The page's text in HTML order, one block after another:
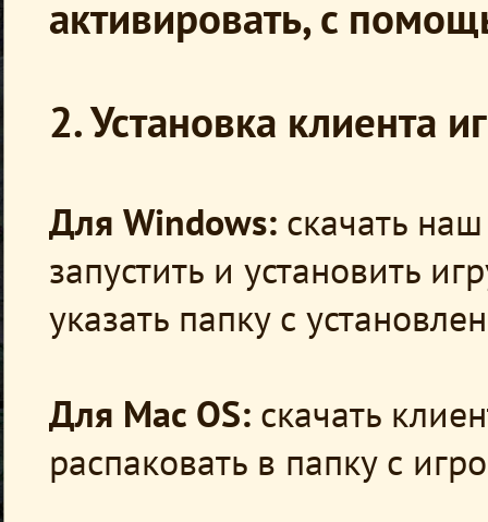
активировать, с
2. Установка клиента
Для Windows: скачать
запустить и установить
указать папку с
Для Mac OS: скачать
распаковать в папку с